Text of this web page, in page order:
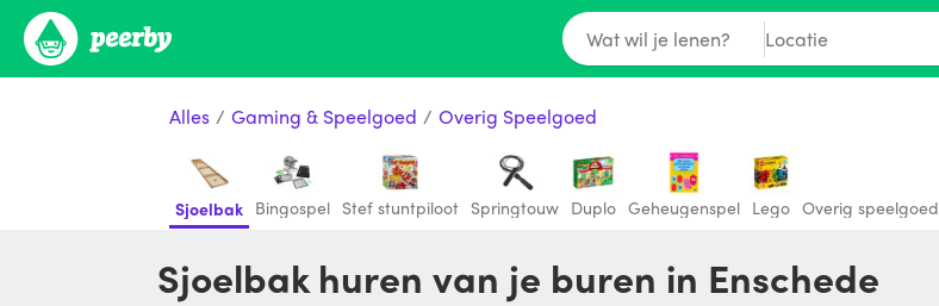
Wat wil je lenen? Locatie
Alles / Gaming & Speelgoed / Overig Speelgoed
Sjoelbak Bingospel Stef stuntpiloot Springtouw Duplo Geheugenspel Lego Overig speelgoed
Sjoelbak huren van je buren in Enschede